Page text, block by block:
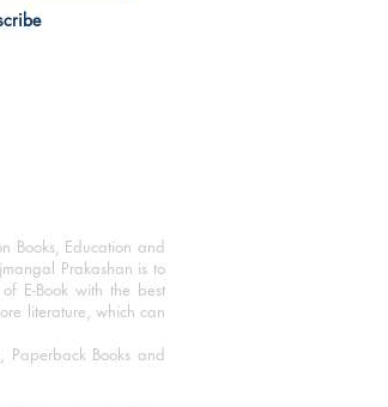
Books, Education and
Prakashan is to
E-Book with the best
literature, which can
Paperback Books and